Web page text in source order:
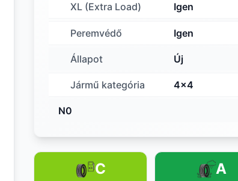
XL (Extra Load) Igen
Peremvédő Igen
Állapot Új
Jármű kategória 4x4
N0
C A